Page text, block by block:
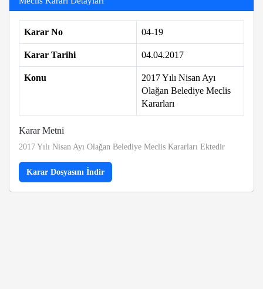
Karar No 04-19
Karar Tarihi 04.04.2017
Konu
2017 Yılı Nisan Ayı
Olağan Belediye Meclis
Kararları
Karar Metni
2017 Yılı Nisan Ayı Olağan Belediye Meclis Kararları Ektedir
Karar Dosyasını İndir